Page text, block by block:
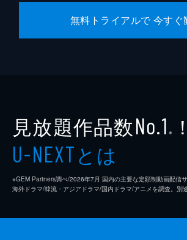
無料トライアルで 今すぐ
見放題作品数No.1 ※ ！
U-NEXTとは
※GEM Partners調べ/2026年7⽉ 国内の主要な定額制動画配信
海外ドラマ/韓流・アジアドラマ/国内ドラマ/アニメを調査。別